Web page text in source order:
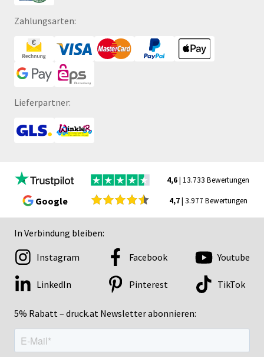
Zahlungsarten:
Lieferpartner:
4,6| 13.733 Bewertungen
Google 4,7| 3.977 Bewertungen
In Verbindung bleiben:
5% Rabatt – druck.at Newsletter abonnieren:
Instagram Facebook Youtube
LinkedIn Pinterest TikTok